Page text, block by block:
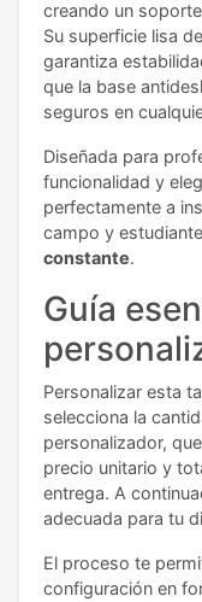
creando un
Su superficie lisa
garantiza
que la base
seguros en
Diseñada para
funcionalidad y
perfectamente a
campo y
constante.
Guía
Personalizar esta
selecciona la
personalizador,
precio unitario y
entrega. A
adecuada para tu
El proceso te
configuración en